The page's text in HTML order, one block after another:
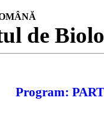
de
Program: